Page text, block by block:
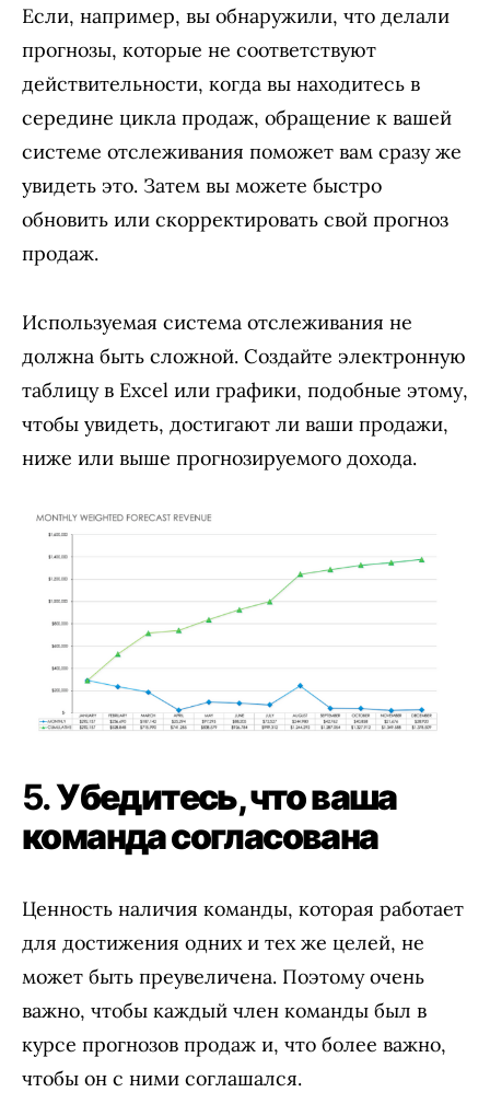
Если, например, вы обнаружили, что делали
прогнозы, которые не соответствуют
действительности, когда вы находитесь в
середине цикла продаж, обращение к вашей
системе отслеживания поможет вам сразу же
увидеть это. Затем вы можете быстро
обновить или скорректировать свой прогноз
продаж.
Используемая система отслеживания не
должна быть сложной. Создайте электронную
таблицу в Excel или графики, подобные этому,
чтобы увидеть, достигают ли ваши продажи,
ниже или выше прогнозируемого дохода.
5.Убедитесь, что ваша
команда согласована
Ценность наличия команды, которая работает
для достижения одних и тех же целей, не
может быть преувеличена. Поэтому очень
важно, чтобы каждый член команды был в
курсе прогнозов продаж и, что более важно,
чтобы он с ними соглашался.